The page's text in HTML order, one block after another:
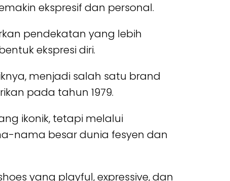
ekspresif dan personal.
pendekatan yang lebih
ekspresi diri.
menjadi salah satu brand
pada tahun 1979.
ikonik, tetapi melalui
nama besar dunia fesyen dan
yang playful, expressive, dan